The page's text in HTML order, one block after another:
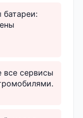
все сервисы